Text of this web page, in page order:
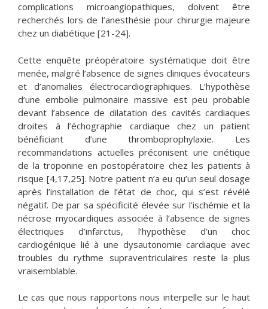
complications microangiopathiques, doivent être
recherchés lors de l’anesthésie pour chirurgie majeure
chez un diabétique [21-24].
Cette enquête préopératoire systématique doit être
menée, malgré l’absence de signes cliniques évocateurs
et d’anomalies électrocardiographiques. L’hypothèse
d’une embolie pulmonaire massive est peu probable
devant l’absence de dilatation des cavités cardiaques
droites à l’échographie cardiaque chez un patient
bénéficiant d’une thromboprophylaxie. Les
recommandations actuelles préconisent une cinétique
de la troponine en postopératoire chez les patients à
risque [4,17,25]. Notre patient n’a eu qu’un seul dosage
après l’installation de l’état de choc, qui s’est révélé
négatif. De par sa spécificité élevée sur l’ischémie et la
nécrose myocardiques associée à l’absence de signes
électriques d’infarctus, l’hypothèse d’un choc
cardiogénique lié à une dysautonomie cardiaque avec
troubles du rythme supraventriculaires reste la plus
vraisemblable.
Le cas que nous rapportons nous interpelle sur le haut